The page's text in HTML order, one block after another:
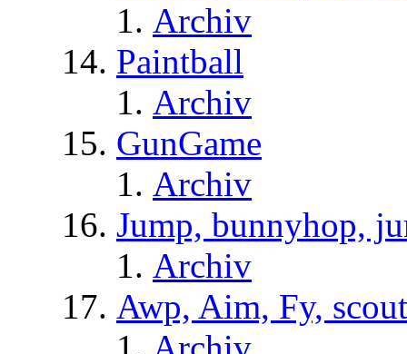
Archiv
Paintball
Archiv
GunGame
Archiv
Jump, bunnyhop,
Archiv
Awp, Aim, Fy,